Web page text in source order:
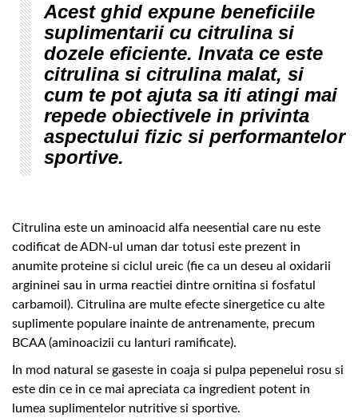
Acest ghid expune beneficiile
suplimentarii cu citrulina si
dozele eficiente. Invata ce este
citrulina si citrulina malat, si
cum te pot ajuta sa iti atingi mai
repede obiectivele in privinta
aspectului fizic si performantelor
sportive.
Citrulina este un aminoacid alfa neesential care nu este
codificat de ADN-ul uman dar totusi este prezent in
anumite proteine si ciclul ureic (fie ca un deseu al oxidarii
argininei sau in urma reactiei dintre ornitina si fosfatul
carbamoil). Citrulina are multe efecte sinergetice cu alte
suplimente populare inainte de antrenamente, precum
BCAA (aminoacizii cu lanturi ramificate).
In mod natural se gaseste in coaja si pulpa pepenelui rosu si
este din ce in ce mai apreciata ca ingredient potent in
lumea suplimentelor nutritive si sportive.